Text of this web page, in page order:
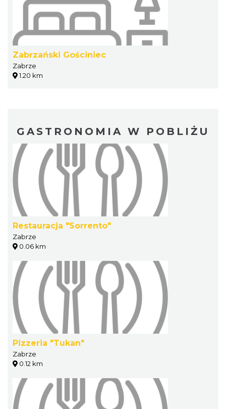
Zabrzański Gościniec
Zabrze
1.20 km
GASTRONOMIA W POBLIŻU
Restauracja "Sorrento"
Zabrze
0.06 km
Pizzeria "Tukan"
Zabrze
0.12 km